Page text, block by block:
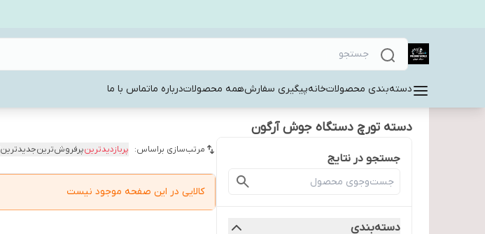
دسته‌بندی محصولاتخانهپیگیری سفارشهمه محصولاتدرباره ماتماس با ما
دسته تورچ دستگاه جوش آرگون
جستجو در نتایج
دسته‌بندی
مرتب‌سازی براساس: پربازدیدترینپرفروش‌ترینجدیدترین
کالایی در این صفحه موجود نیست